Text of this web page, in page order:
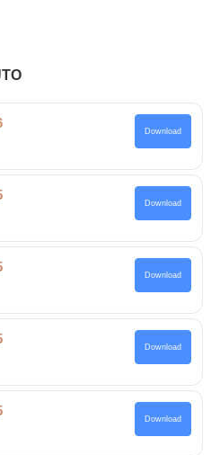
Download
Download
Download
Download
Download